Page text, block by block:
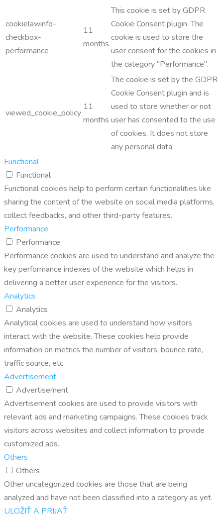
cookielawinfo-
checkbox-
performance
11
months
This cookie is set by GDPR
Cookie Consent plugin. The
cookie is used to store the
user consent for the cookies in
the category "Performance".
viewed_cookie_policy
11
months
The cookie is set by the GDPR
Cookie Consent plugin and is
used to store whether or not
user has consented to the use
of cookies. It does not store
any personal data.
Functional
Functional
Functional cookies help to perform certain functionalities like
sharing the content of the website on social media platforms,
collect feedbacks, and other third-party features.
Performance
Performance
Performance cookies are used to understand and analyze the
key performance indexes of the website which helps in
delivering a better user experience for the visitors.
Analytics
Analytics
Analytical cookies are used to understand how visitors
interact with the website. These cookies help provide
information on metrics the number of visitors, bounce rate,
traffic source, etc.
Advertisement
Advertisement
Advertisement cookies are used to provide visitors with
relevant ads and marketing campaigns. These cookies track
visitors across websites and collect information to provide
customized ads.
Others
Others
Other uncategorized cookies are those that are being
analyzed and have not been classified into a category as yet.
ULOŽIŤ A PRIJAŤ